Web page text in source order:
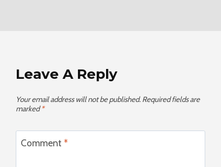
Leave A Reply
Your email address will not be published. Required fields are
marked*
Comment *